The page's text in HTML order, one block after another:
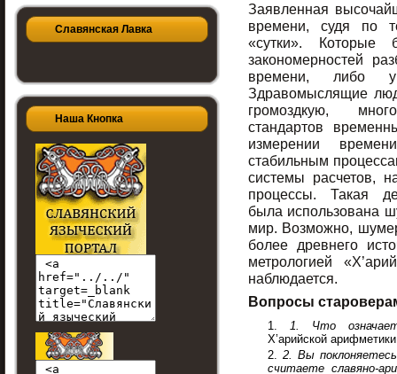
Славянская Лавка
Наша Кнопка
Заявленная
времени, судя по
«сутки».
закономерностей
времени, либо
Здравомыслящие
громоздкую,
стандартов
измерении
стабильным
системы расчетов,
процессы. Такая
была использована
мир. Возможно,
более древнего
метрологией
наблюдается.
Вопросы
1. Что
Х’арийской арифметики
2.Вы
считаете славяно-